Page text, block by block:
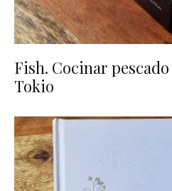
Fish. Cocinar
Tokio